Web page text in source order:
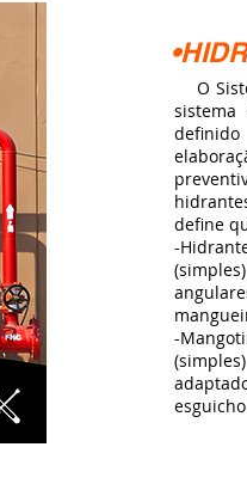
O
define
-
-